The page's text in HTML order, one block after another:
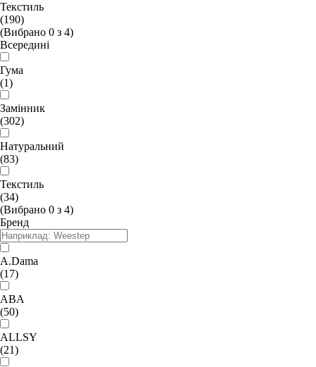
Текстиль
(190)
(Вибрано 0 з 4)
Всередині
Гума
(1)
Замінник
(302)
Натуральний
(83)
Текстиль
(34)
(Вибрано 0 з 4)
Бренд
A.Dama
(17)
ABA
(50)
ALLSY
(21)